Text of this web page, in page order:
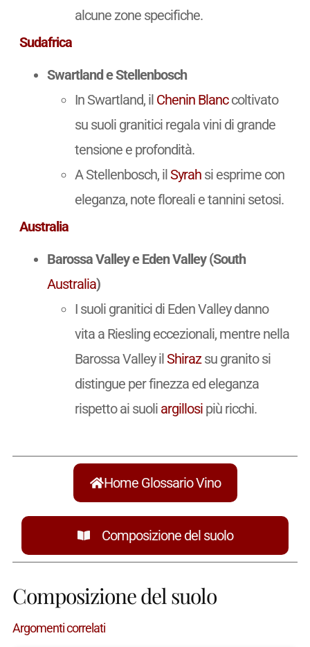
alcune zone specifiche.
Sudafrica
Swartland e Stellenbosch
In Swartland, il Chenin Blanccoltivato
su suoli granitici regala vini di grande
tensione e profondità.
A Stellenbosch, ilSyrahsi esprime con
eleganza, note floreali e tannini setosi.
Australia
Barossa Valley e Eden Valley (South
Australia)
I suoli granitici di Eden Valley danno
vita a Riesling eccezionali, mentre nella
Barossa Valley ilShirazsu granito si
distingue per finezza ed eleganza
rispetto ai suoli argillosipiù ricchi.
Home Glossario Vino
Composizione del suolo
Composizione del suolo
Argomenti correlati